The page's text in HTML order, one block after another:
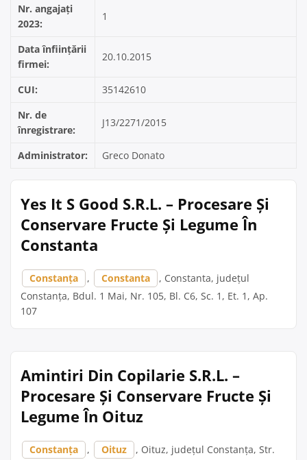
Nr. angajați
2023:
1
Data înființării
firmei:
20.10.2015
CUI:
35142610
Nr. de
înregistrare:
J13/2271/2015
Administrator: Greco Donato
Yes It S Good S.R.L. – Procesare Și
Conservare Fructe Și Legume În
Constanta
Constanța , Constanta
, Constanta, județul
Constanța, Bdul. 1 Mai, Nr. 105, Bl. C6, Sc. 1, Et. 1, Ap.
107
Amintiri Din Copilarie S.R.L. –
Procesare Și Conservare Fructe Și
Legume În Oituz
Constanța , Oituz
, Oituz, județul Constanța, Str.